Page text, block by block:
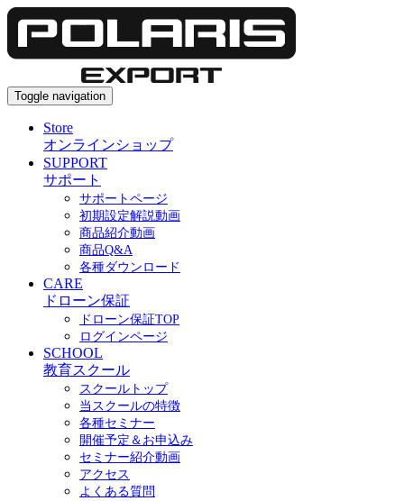
Toggle navigation
Store
オンラインショップ
SUPPORT
サポート
サポートページ
初期設定解説動画
商品紹介動画
商品Q&A
各種ダウンロード
CARE
ドローン保証
ドローン保証TOP
ログインページ
SCHOOL
教育スクール
スクールトップ
当スクールの特徴
各種セミナー
開催予定＆お申込み
セミナー紹介動画
アクセス
よくある質問